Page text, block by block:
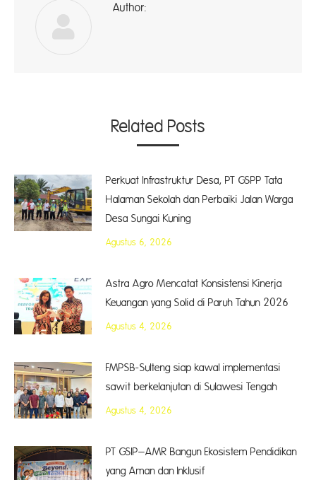
Author:
Related Posts
Perkuat Infrastruktur Desa, PT GSPP Tata
Halaman Sekolah dan Perbaiki Jalan Warga
Desa Sungai Kuning
Agustus 6, 2026
Astra Agro Mencatat Konsistensi Kinerja
Keuangan yang Solid di Paruh Tahun 2026
Agustus 4, 2026
FMPSB-Sulteng siap kawal implementasi
sawit berkelanjutan di Sulawesi Tengah
Agustus 4, 2026
PT GSIP–AMR Bangun Ekosistem Pendidikan
yang Aman dan Inklusif